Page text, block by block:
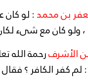
بن محمد : لو
ولو كان مع شىء
الأشرفرحمة الله
كفر الكافر ؟ فقال